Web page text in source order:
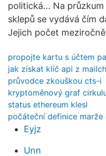
politická… Na
sklepů se vydává čím
Jejich počet
propojte kartu s účtem
jak získat klíč api z
průvodce zkouškou cts-i
kryptoměnový graf
status ethereum klesl
počáteční definice marže
Eyjz
Unn